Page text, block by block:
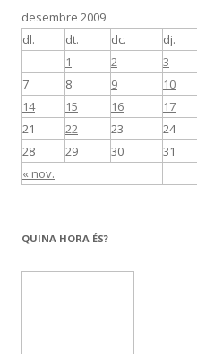
r
i
e
s
desembre 2009
dl.
dt. dc. dj.
« nov.
1 2 3
7
8 9 10
14
15 16 17
21
22 23 24
28
29 30 31
QUINA HORA ÉS?